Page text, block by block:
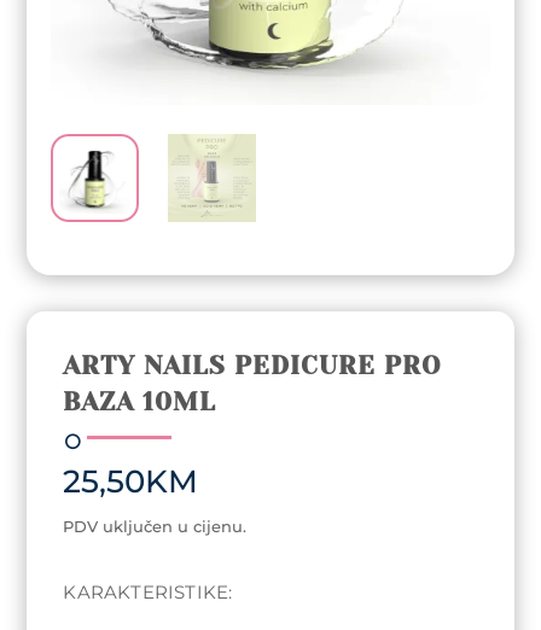
ARTY NAILS PEDICURE PRO
BAZA 10ML
25,50KM
PDV uključen u cijenu.
KARAKTERISTIKE: